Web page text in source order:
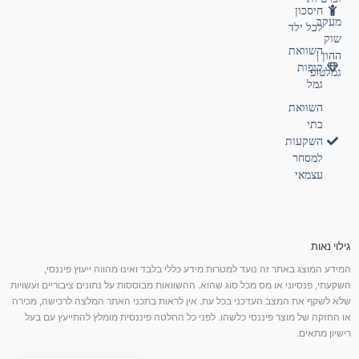
חיסכון
לכל ילד
השוואת
קופות
גמל
השוואת
בתי
השקעות
למסחר
עצמאי
מעקב
שוק
ההון |
גמלטופ
גילוי נאות
המידע המוצג באתר זה נועד למטרות מידע כללי בלבד ואינו מהווה ייעוץ פיננסי,
השקעתי, פנסיוני או מס מכל סוג שהוא. ההשוואות מבוססות על נתונים ציבוריים ועשויות
שלא לשקף את המצב העדכני בכל עת. אין לראות בתכני האתר המלצה לרכישה, מכירה
או החזקה של מוצר פיננסי כלשהו. לפני כל החלטה פיננסית מומלץ להתייעץ עם בעל
רישיון מתאים.